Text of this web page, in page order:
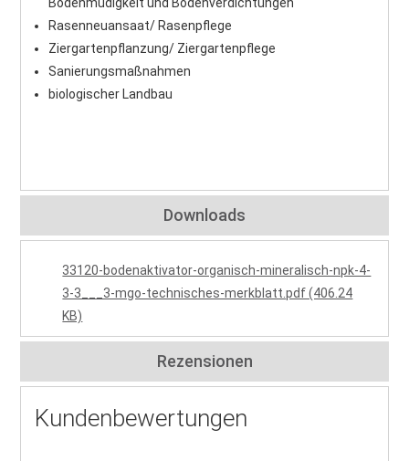
Rasenneuansaat/ Rasenpflege
Ziergartenpflanzung/ Ziergartenpflege
Sanierungsmaßnahmen
biologischer Landbau
Downloads
33120-bodenaktivator-organisch-mineralisch-npk-4-
3-3___3-mgo-technisches-merkblatt.pdf (406.24
KB)
Rezensionen
Kundenbewertungen